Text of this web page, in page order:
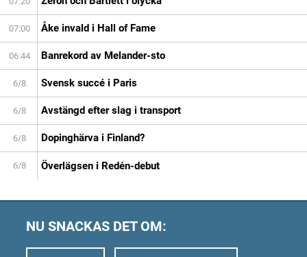
07:00 Åke invald i Hall of Fame
06:44 Banrekord av Melander-sto
6/8 Svensk succé i Paris
6/8 Avstängd efter slag i transport
6/8 Dopinghärva i Finland?
6/8 Överlägsen i Redén-debut
NU SNACKAS DET OM: